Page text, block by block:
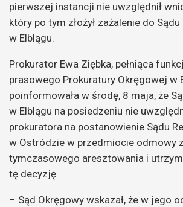
pierwszej instancji nie uwzględnił
który po tym złożył zażalenie do
w Elblągu.
Prokurator Ewa Ziębka, pełniąca
prasowego Prokuratury Okręgowej w
poinformowała w środę, 8 maja, że
w Elblągu na posiedzeniu nie
prokuratora na postanowienie Sądu
w Ostródzie w przedmiocie odmowy
tymczasowego aresztowania i
tę decyzję.
– Sąd Okręgowy wskazał, że w jego